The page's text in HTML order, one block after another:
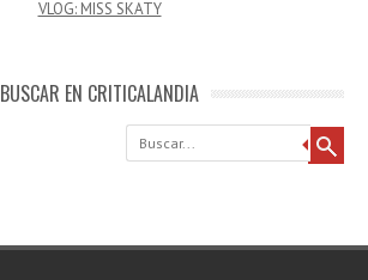
VLOG: MISS SKATY
BUSCAR EN CRITICALANDIA
Buscar